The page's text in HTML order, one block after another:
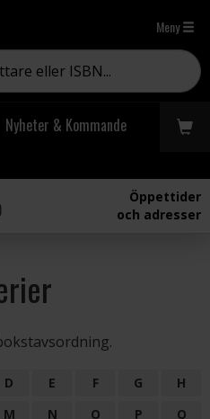
Meny
Nyheter & Kommande
Öppettider
och adresser
D E F G
H
M N O P
Q